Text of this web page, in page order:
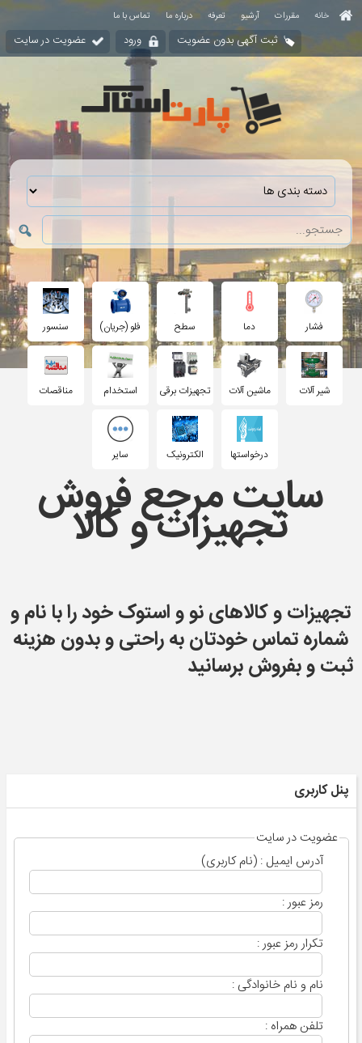
خانه مقررات آرشیو تعرفه درباره ما تماس با ما
ثبت آگهی بدون عضویت ورود عضویت در سایت
فشار دما سطح فلو (جریان) سنسور
شیر آلات ماشین آلات تجهیزات برقی استخدام مناقصات
درخواستها الکترونیک سایر
سایت مرجع فروش
تجهیزات و کالا
تجهیزات و کالاهای نو و استوک خود را با نام و
شماره تماس خودتان به راحتی و بدون هزینه
ثبت و بفروش برسانید
پنل کاربری
عضویت در سایت
آدرس ایمیل : (نام کاربری)
رمز عبور :
تکرار رمز عبور :
نام و نام خانوادگی :
تلفن همراه :